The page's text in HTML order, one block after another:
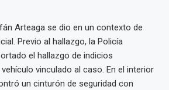
Arteaga se dio en un contexto de
Previo al hallazgo, la Policía
el hallazgo de indicios
vinculado al caso. En el interior
un cinturón de seguridad con